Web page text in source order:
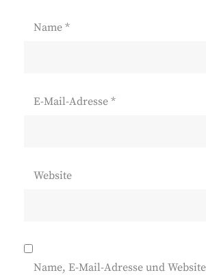
Name *
E-Mail-Adresse *
Website
Name, E-Mail-Adresse und